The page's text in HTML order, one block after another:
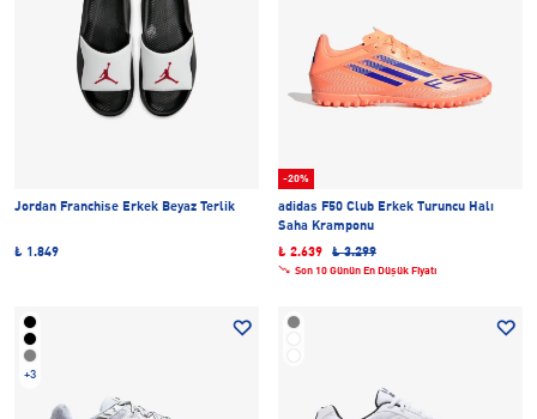
Jordan Franchise Erkek Beyaz Terlik
₺ 1.849
-20%
adidas F50 Club Erkek Turuncu Halı
Saha Kramponu
₺ 2.639
₺ 3.299
Son 10 Günün En Düşük Fiyatı
+3